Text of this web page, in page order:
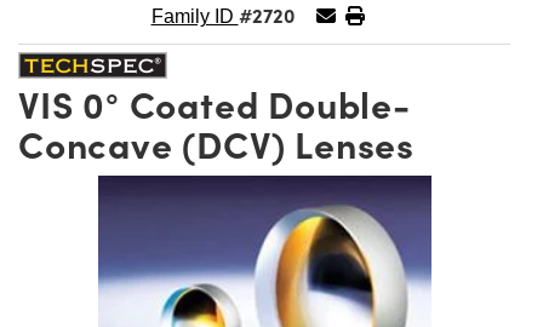
Optics
Expanders
and Breadboards
Objectives
Magnification Lenses
Objectives
and Advanced
Cameras
Cameras
Accessories
Level Test Targets
and Roughness Standards
Products
질
Imaging
Lenses
Lenses
Microscopy
Lenses
and Detection
Family ID #2720
VIS 0° Coated Double-
Concave (DCV) Lenses